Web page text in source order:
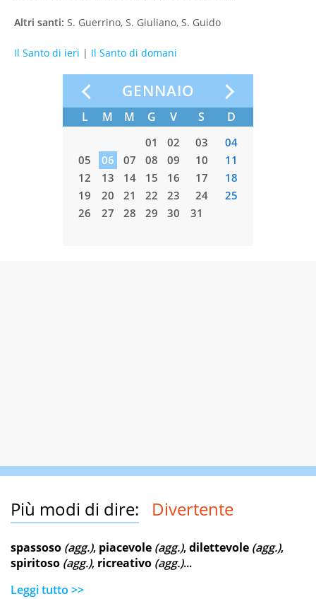
Altri santi: S. Guerrino, S. Giuliano, S. Guido
Il Santo di ieri | Il Santo di domani
GENNAIO
L M M G V S D
01 02 03
04
05
06 07 08 09 10
11
12
13 14 15 16 17
18
19
20 21 22 23 24
25
26
27 28 29 30 31
Più modi di dire: Divertente
spassoso (agg.), piacevole (agg.),dilettevole (agg.),
spiritoso (agg.), ricreativo (agg.)...
Leggi tutto >>